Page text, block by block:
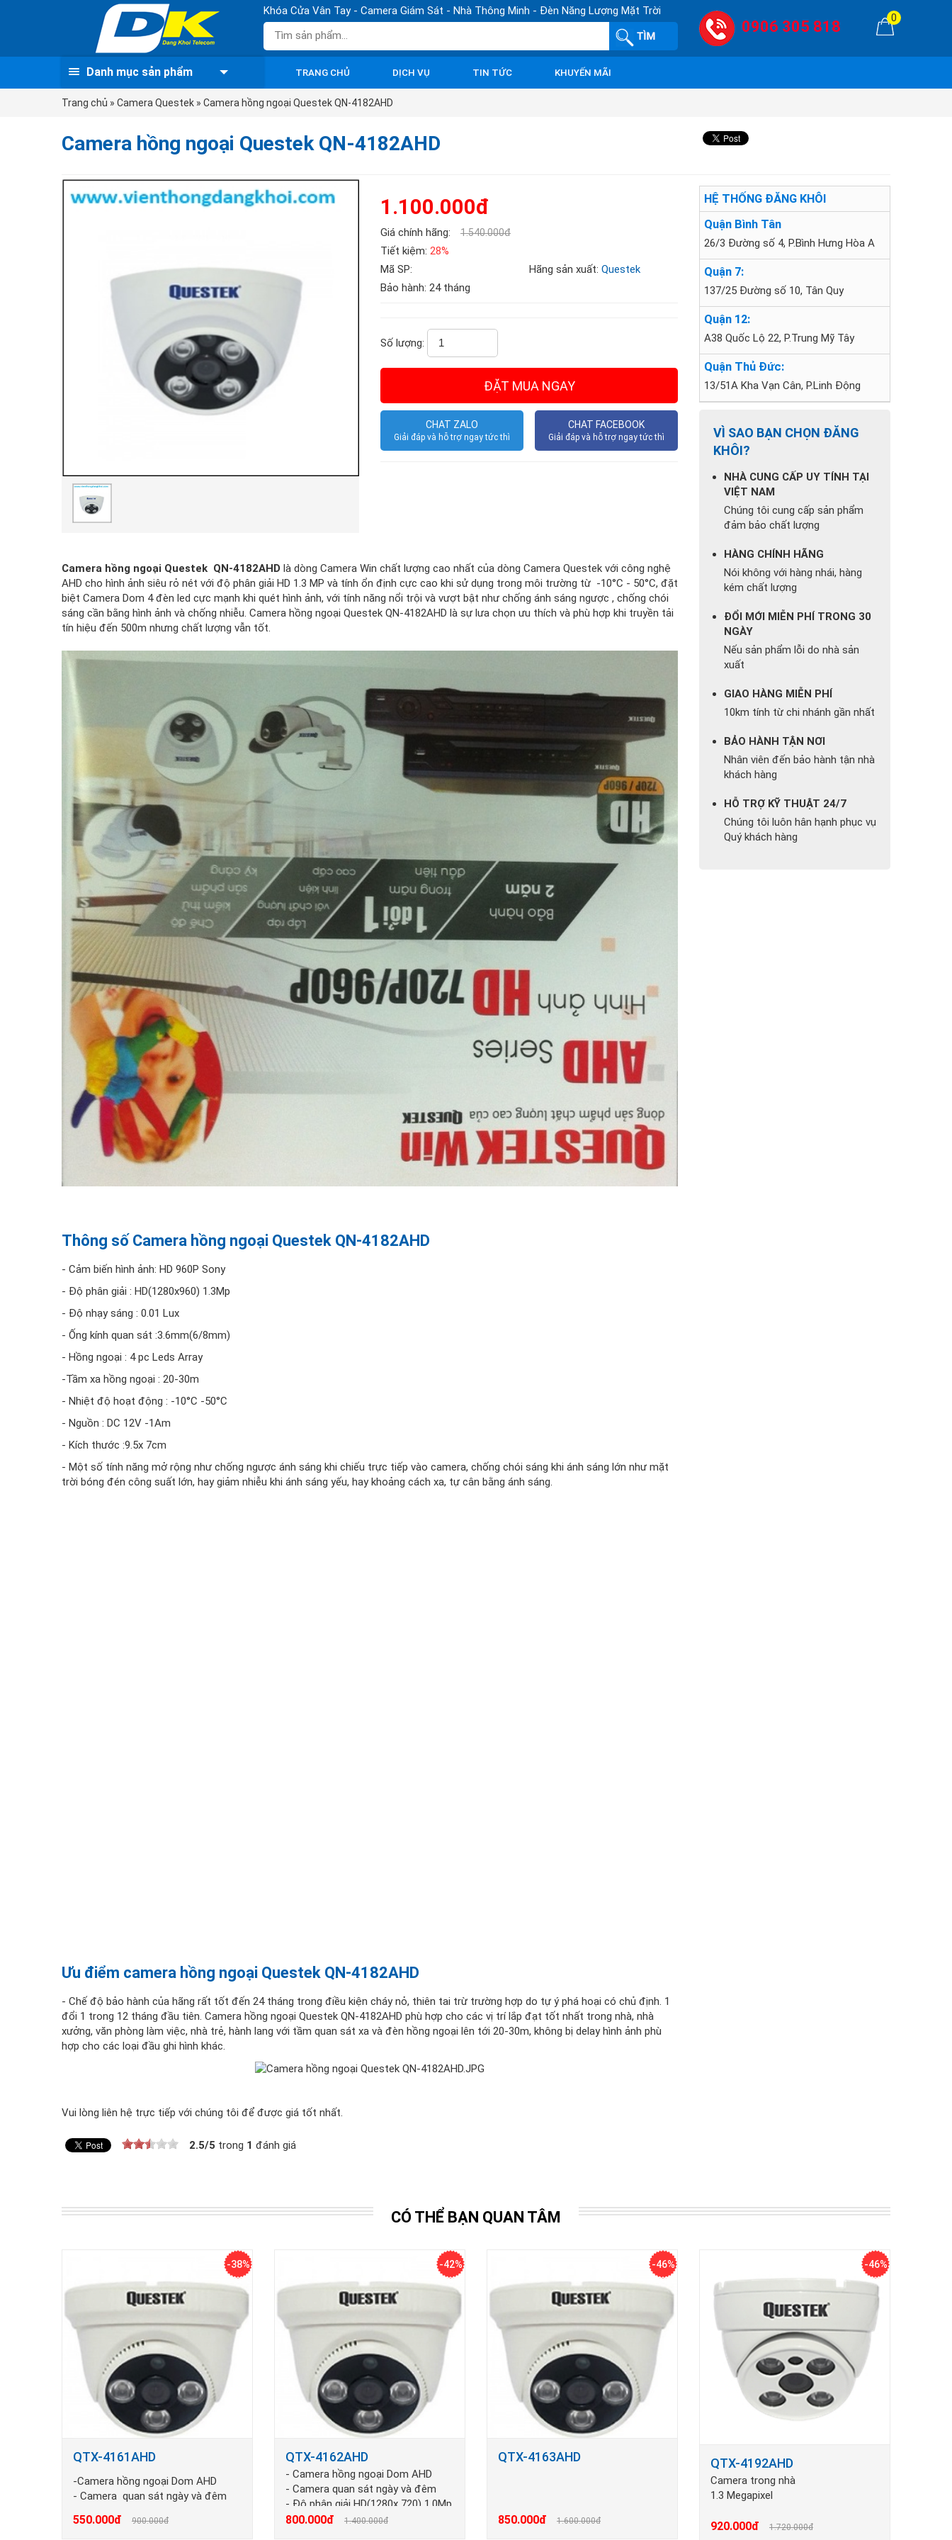
Khóa Cửa Vân Tay - Camera Giám Sát - Nhà Thông Minh - Đèn Năng Lượng Mặt Trời
0906 305 818 0
Danh mục sản phẩm TRANG CHỦ DỊCH VỤ TIN TỨC KHUYẾN MÃI
Trang chủ » Camera Questek » Camera hồng ngoại Questek QN-4182AHD
Camera hồng ngoại Questek QN-4182AHD
1.100.000đ
Giá chính hãng: 1.540.000đ
Tiết kiệm: 28%
Mã SP:
Hãng sản xuất: Questek
Bảo hành: 24 tháng
Số lượng:
CHAT ZALO
Giải đáp và hỗ trợ ngay tức thì
CHAT FACEBOOK
Giải đáp và hỗ trợ ngay tức thì
Camera hồng ngoại Questek QN-4182AHD là dòng Camera Win chất lượng cao nhất của dòng Camera Questek với công nghệ
AHD cho hình ảnh siêu rỏ nét với độ phân giải HD 1.3 MP và tính ổn định cực cao khi sử dụng trong môi trường từ -10°C - 50°C, đặt
biệt Camera Dom 4 đèn led cực mạnh khi quét hình ảnh, với tính năng nổi trội và vượt bật như chống ánh sáng ngược , chống chói
sáng cần bằng hình ảnh và chống nhiễu. Camera hồng ngoại Questek QN-4182AHD là sự lưa chọn ưu thích và phù hợp khi truyền tải
tín hiệu đến 500m nhưng chất lượng vẫn tốt.
Thông số Camera hồng ngoại Questek QN-4182AHD
- Cảm biến hình ảnh: HD 960P Sony
- Độ phân giải : HD(1280x960) 1.3Mp
- Độ nhạy sáng : 0.01 Lux
- Ống kính quan sát :3.6mm(6/8mm)
- Hồng ngoại : 4 pc Leds Array
-Tầm xa hồng ngoại : 20-30m
- Nhiệt độ hoạt động : -10°C -50°C
- Nguồn : DC 12V -1Am
- Kích thước :9.5x 7cm
- Một số tính năng mở rộng như chống ngược ánh sáng khi chiếu trực tiếp vào camera, chống chói sáng khi ánh sáng lớn như mặt
trời bóng đén công suất lớn, hay giảm nhiễu khi ánh sáng yếu, hay khoảng cách xa, tự cân bằng ánh sáng.
Ưu điểm camera hồng ngoại Questek QN-4182AHD
- Chế độ bảo hành của hãng rất tốt đến 24 tháng trong điều kiện cháy nỏ, thiên tai trừ trường hợp do tự ý phá hoại có chủ định. 1
đổi 1 trong 12 tháng đầu tiên. Camera hồng ngoại Questek QN-4182AHD phù hợp cho các vị trí lắp đạt tốt nhất trong nhà, nhà
xưởng, văn phòng làm việc, nhà trẻ, hành lang với tầm quan sát xa và đèn hồng ngoại lên tới 20-30m, không bị delay hình ảnh phù
hợp cho các loại đầu ghi hình khác.
Vui lòng liên hệ trực tiếp với chúng tôi để được giá tốt nhất.
HỆ THỐNG ĐĂNG KHÔI
Quận Bình Tân
26/3 Đường số 4, P.Bình Hưng Hòa A
Quận 7:
137/25 Đường số 10, Tân Quy
Quận 12:
A38 Quốc Lộ 22, P.Trung Mỹ Tây
Quận Thủ Đức:
13/51A Kha Vạn Cân, P.Linh Động
VÌ SAO BẠN CHỌN ĐĂNG
KHÔI?
NHÀ CUNG CẤP UY TÍNH TẠI
VIỆT NAM
Chúng tôi cung cấp sản phẩm
đảm bảo chất lượng
HÀNG CHÍNH HÃNG
Nói không với hàng nhái, hàng
kém chất lượng
ĐỔI MỚI MIỄN PHÍ TRONG 30
NGÀY
Nếu sản phẩm lỗi do nhà sản
xuất
GIAO HÀNG MIỄN PHÍ
10km tính từ chi nhánh gần nhất
BẢO HÀNH TẬN NƠI
Nhân viên đến bảo hành tận nhà
khách hàng
HỖ TRỢ KỸ THUẬT 24/7
Chúng tôi luôn hân hạnh phục vụ
Quý khách hàng
2.5/5 trong 1 đánh giá
CÓ THỂ BẠN QUAN TÂM
-38%
QTX-4161AHD
-Camera hồng ngoại Dom AHD
- Camera quan sát ngày và đêm
- Khoản cách hồng ngoại từ 20 -30
550.000đ 900.000đ
-42%
QTX-4162AHD
- Camera hồng ngoại Dom AHD
- Camera quan sát ngày và đêm
- Độ phân giải HD(1280x 720) 1.0Mp
- Khoản cách hồng ngoại từ 20 -30
800.000đ 1.400.000đ
-46%
QTX-4163AHD
850.000đ 1.600.000đ
-46%
QTX-4192AHD
Camera trong nhà
1.3 Megapixel
920.000đ 1.720.000đ